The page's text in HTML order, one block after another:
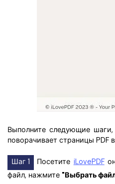
Выполните следующие шаги,
поворачивает страницы PDF
Шаг 1 Посетите iLovePDF
файл, нажмите "Выбрать